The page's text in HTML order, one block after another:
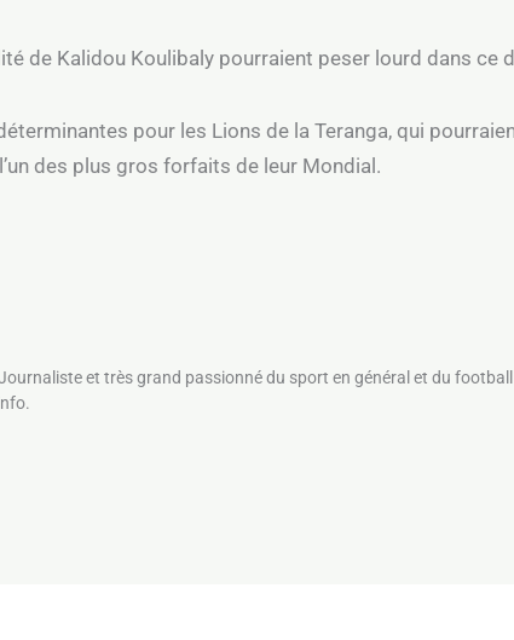
de Kalidou Koulibaly pourraient peser lourd dans ce
pour les Lions de la Teranga, qui
des plus gros forfaits de leur Mondial.
et très grand passionné du sport en général et du